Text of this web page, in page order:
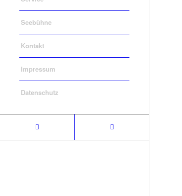
Seebühne
Kontakt
Impressum
Datenschutz